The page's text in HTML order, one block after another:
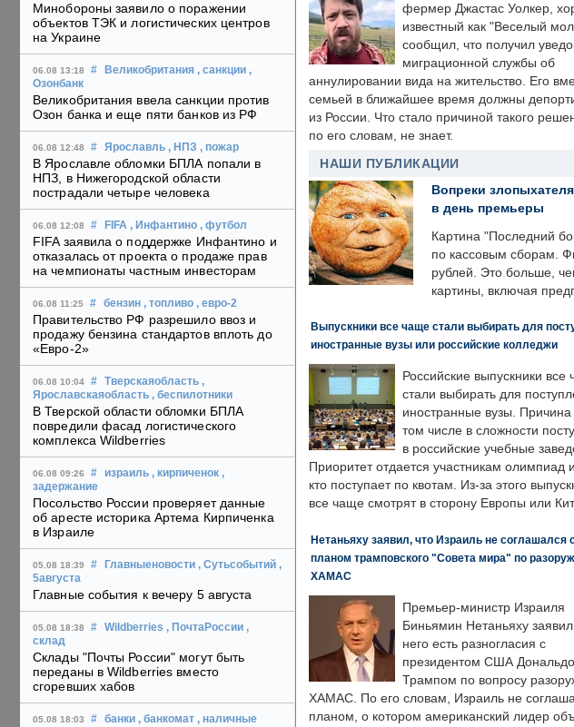
Минобороны заявило о поражении
объектов ТЭК и логистических центров
на Украине
06.08 13:18 # Великобритания , санкции ,
Озонбанк
Великобритания ввела санкции против
Озон банка и еще пяти банков из РФ
06.08 12:48 # Ярославль , НПЗ , пожар
В Ярославле обломки БПЛА попали в
НПЗ, в Нижегородской области
пострадали четыре человека
06.08 12:08 # FIFA , Инфантино , футбол
FIFA заявила о поддержке Инфантино и
отказалась от проекта о продаже прав
на чемпионаты частным инвесторам
06.08 11:25 # бензин , топливо , евро-2
Правительство РФ разрешило ввоз и
продажу бензина стандартов вплоть до
«Евро-2»
06.08 10:04 # Тверскаяобласть ,
Ярославскаяобласть , беспилотники
В Тверской области обломки БПЛА
повредили фасад логистического
комплекса Wildberries
06.08 09:26 # израиль , кирпиченок ,
задержание
Посольство России проверяет данные
об аресте историка Артема Кирпиченка
в Израиле
05.08 18:39 # Главныеновости , Сутьсобытий ,
5августа
Главные события к вечеру 5 августа
05.08 18:38 # Wildberries , ПочтаРоссии ,
склад
Склады "Почты России" могут быть
переданы в Wildberries вместо
сгоревших хабов
05.08 18:03 # банки , банкомат , наличные
фермер Джастас Уолкер,
известный как "Веселый
сообщил, что получил
миграционной службы об
аннулировании вида на жительство. Его
семьей в ближайшее время должны
из России. Что стало причиной такого
по его словам, не знает.
НАШИ ПУБЛИКАЦИИ
Вопреки
в день премьеры
Картина "Последний
по кассовым сборам.
рублей. Это больше,
картины, включая
Выпускники все чаще стали выбирать для
иностранные вузы или российские колледжи
Российские выпускники все
стали выбирать для
иностранные вузы. Причина
том числе в сложности
в российские учебные
Приоритет отдается участникам олимпиад
кто поступает по квотам. Из-за этого
все чаще смотрят в сторону Европы или
Нетаньяху заявил, что Израиль не соглашался
планом трамповского "Совета мира" по
ХАМАС
Премьер-министр Израиля
Биньямин Нетаньяху
него есть разногласия с
президентом США
Трампом по вопросу
ХАМАС. По его словам, Израиль не
планом, о котором американский лидер